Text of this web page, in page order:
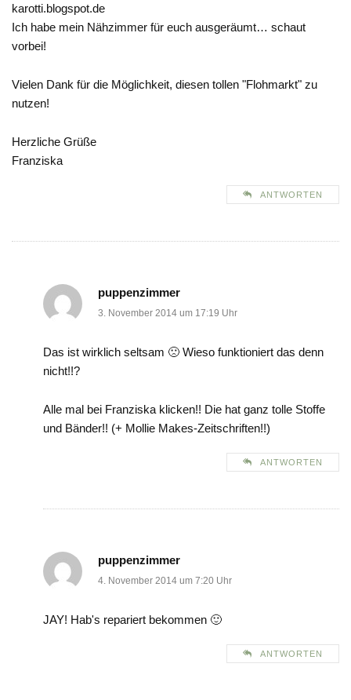
karotti.blogspot.de
Ich habe mein Nähzimmer für euch ausgeräumt… schaut
vorbei!
Vielen Dank für die Möglichkeit, diesen tollen "Flohmarkt" zu
nutzen!
Herzliche Grüße
Franziska
ANTWORTEN
puppenzimmer
3. November 2014 um 17:19 Uhr
Das ist wirklich seltsam 🙁 Wieso funktioniert das denn
nicht!!?
Alle mal bei Franziska klicken!! Die hat ganz tolle Stoffe
und Bänder!! (+ Mollie Makes-Zeitschriften!!)
ANTWORTEN
puppenzimmer
4. November 2014 um 7:20 Uhr
JAY! Hab's repariert bekommen 🙂
ANTWORTEN